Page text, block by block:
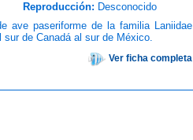
Reproducción: Desconocido
ave paseriforme de la familia Laniidae
de Canadá al sur de México.
Ver ficha completa